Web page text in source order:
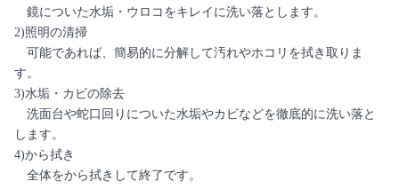
鏡についた水垢・ウロコをキレイに洗い落とします。
2)照明の清掃
可能であれば、簡易的に分解して汚れやホコリを拭き取りま
す。
3)水垢・カビの除去
洗面台や蛇口回りについた水垢やカビなどを徹底的に洗い落と
します。
4)から拭き
全体をから拭きして終了です。